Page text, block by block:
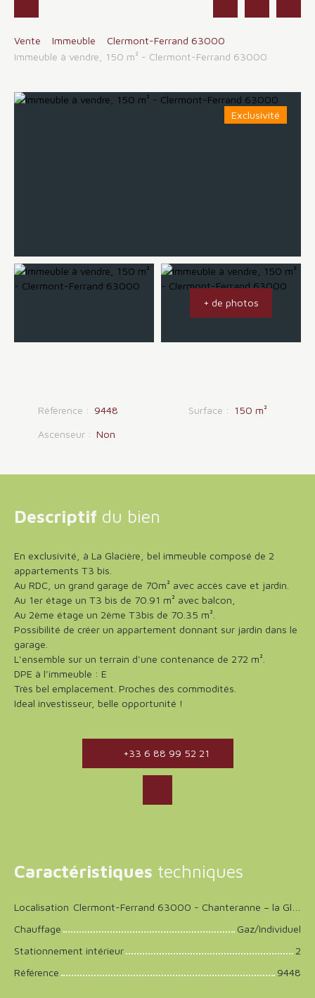
Vente Immeuble
Clermont-Ferrand 63000
Immeuble à vendre, 150 m² - Clermont-Ferrand 63000
Exclusivité
+ de photos
Référence : 9448 Surface : 150 m²
Ascenseur : Non
Descriptif du bien
En exclusivité, à La Glacière, bel immeuble composé de 2
appartements T3 bis.
Au RDC, un grand garage de 70m² avec accès cave et jardin.
Au 1er étage un T3 bis de 70.91 m² avec balcon,
Au 2ème étage un 2ème T3bis de 70.35 m².
Possibilité de créer un appartement donnant sur jardin dans le
garage.
L'ensemble sur un terrain d'une contenance de 272 m².
DPE à l'immeuble : E
Très bel emplacement. Proches des commodités.
Ideal investisseur, belle opportunité !
+33 6 88 99 52 21
Caractéristiques techniques
Localisation
Chauffage
Gaz/Individuel
Stationnement intérieur
2
Référence
9448